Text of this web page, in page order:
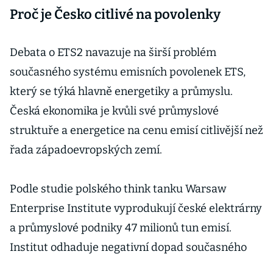
Proč je Česko citlivé na povolenky
Debata o ETS2 navazuje na širší problém
současného systému emisních povolenek ETS,
který se týká hlavně energetiky a průmyslu.
Česká ekonomika je kvůli své průmyslové
struktuře a energetice na cenu emisí citlivější než
řada západoevropských zemí.
Podle studie polského think tanku Warsaw
Enterprise Institute vyprodukují české elektrárny
a průmyslové podniky 47 milionů tun emisí.
Institut odhaduje negativní dopad současného